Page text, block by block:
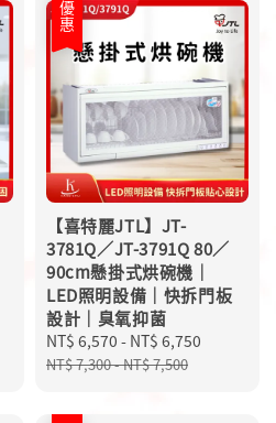
優惠
【喜特麗JTL】JT-
3781Q／JT-3791Q 80／
90cm懸掛式烘碗機｜
LED照明設備｜快拆門板
設計｜臭氧抑菌
Sale
price
NT$ 6,570 - NT$ 6,750
NT$ 7,300-NT$ 7,500